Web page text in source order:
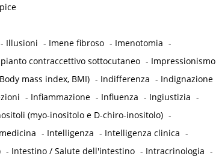
- Illusioni - Imene fibroso - Imenotomia -
contraccettivo sottocutaneo - Impressionismo
mass index, BMI) - Indifferenza - Indignazione
- Infiammazione - Influenza - Ingiustizia -
(myo-inositolo e D-chiro-inositolo) -
- Intelligenza - Intelligenza clinica -
- Intestino / Salute dell'intestino - Intracrinologia -